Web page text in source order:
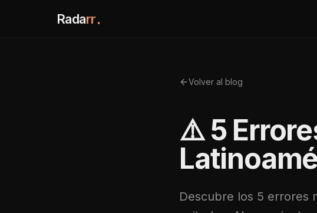
Radarr.
Volver al blog
⚠️ 5
Descubre los 5 errores